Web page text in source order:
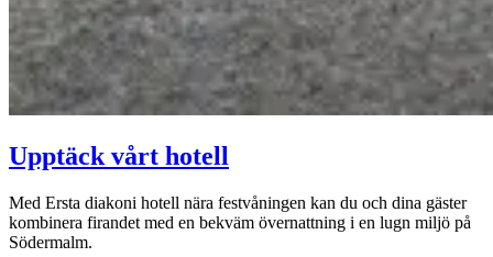
Upptäck vårt hotell
Med Ersta diakoni hotell nära festvåningen kan du och dina gäster
kombinera firandet med en bekväm övernattning i en lugn miljö på
Södermalm.